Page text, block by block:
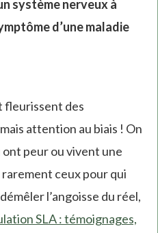
système nerveux à
d’une maladie
fleurissent des
attention au biais ! On
peur ou vivent une
ceux pour qui
l’angoisse du réel,
SLA : témoignages,